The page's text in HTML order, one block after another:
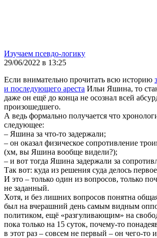
Изучаем псевдо-логику
29/06/2022 в 13:25
Если внимательно прочитать всю историю
и последующего ареста Ильи Яшина, то
даже он ещё до конца не осознал всей
произошедшего.
А ведь формально получается что
следующее:
– Яшина за что-то задержали;
– он оказал физическое сопротивление
(хм, вы Яшина вообще видели?);
– и вот тогда Яшина задержали за
Так вот: куда из решения суда делось
И это – только один из вопросов, только
не заданный.
Хотя, и без лишних вопросов понятна
был на вчерашний день самым видным
политиком, ещё «разгуливающим» на
пока только на 15 суток, почему-то
в этот раз – совсем не первый – он чего-то